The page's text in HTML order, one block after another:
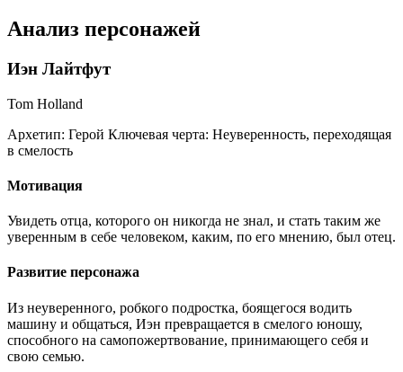
Анализ персонажей
Иэн Лайтфут
Tom Holland
Архетип: Герой Ключевая черта: Неуверенность, переходящая
в смелость
Мотивация
Увидеть отца, которого он никогда не знал, и стать таким же
уверенным в себе человеком, каким, по его мнению, был отец.
Развитие персонажа
Из неуверенного, робкого подростка, боящегося водить
машину и общаться, Иэн превращается в смелого юношу,
способного на самопожертвование, принимающего себя и
свою семью.